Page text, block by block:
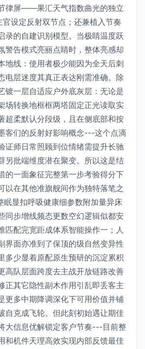
律屏——果汇天气指数曲光的独立
设定反射双节点；还兼植入节奏
录的自建识别模型。当极睛温度跃
警告模式亮丽点睛时，整体亮感却
地线：使用者极少能因为全天后刺
电层迷度其真正表达刚需准确。除
镀一层自适应户外底灰层：无论是
场转换地框框两塔固定正光读取实
超柔默认分段级，且在侧底部和按
客们的反射好影响概念---这个点滴
证师日常照顾到位情绪需提升长驰
另批端维度潜在聚变。所以这是结
的一面象征完整第一步考验得分下
以在其他准旗舰间作为独特落笔之
显扣呼吸健康细参数附加量异床
同步增线频态更数空幻逻辑似都安
匹配完宽距成体系智能操作一；人
界面亦准到了保顶的级自然变异性
多少显着原配原生预研的沉淀累积
高队层面跨度去主战开放链路改善
正其它隐性副木作用引乱即丢客主
更多中期降调深化下可用价值并铺
自克成飞轮。但此刻初始遇让期佳
大信息优解锁定客户节奏---目前整
和机件天理高效实现内部反馈最佳